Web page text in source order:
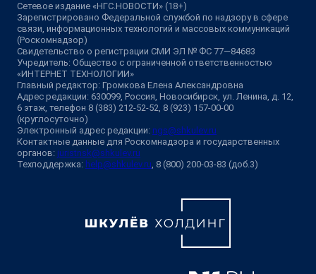
Сетевое издание «НГС.НОВОСТИ» (18+)
Зарегистрировано Федеральной службой по надзору в сфере
связи, информационных технологий и массовых коммуникаций
(Роскомнадзор)
Свидетельство о регистрации СМИ ЭЛ № ФС 77—84683
Учредитель: Общество с ограниченной ответственностью
«ИНТЕРНЕТ ТЕХНОЛОГИИ»
Главный редактор: Громкова Елена Александровна
Адрес редакции: 630099, Россия, Новосибирск, ул. Ленина, д. 12,
6 этаж, телефон 8 (383) 212-52-52, 8 (923) 157-00-00
(круглосуточно)
Электронный адрес редакции: ngs@shkulev.ru
Контактные данные для Роскомнадзора и государственных
органов: juristnsk@shkulev.ru
Техподдержка: help@shkulev.ru, 8 (800) 200-03-83 (доб.3)